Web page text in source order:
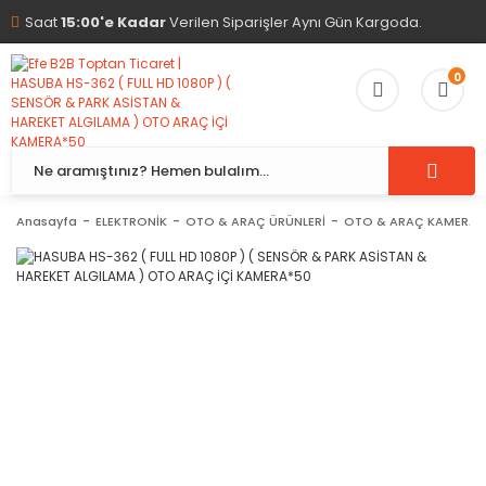
Saat15:00'e KadarVerilen Siparişler Aynı Gün Kargoda.
0
Anasayfa ELEKTRONİK OTO & ARAÇ ÜRÜNLERİ OTO & ARAÇ KAMERA